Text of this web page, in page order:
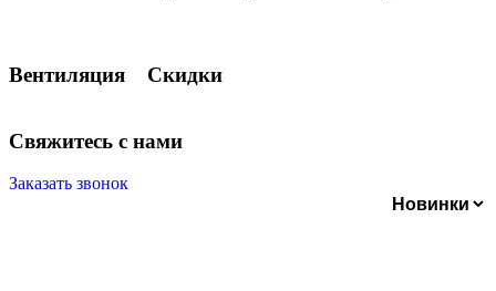
Вентиляция Скидки
Свяжитесь с нами
Заказать звонок